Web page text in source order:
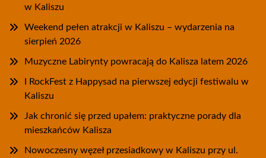
w Kaliszu
Weekend pełen atrakcji w Kaliszu – wydarzenia na
sierpień 2026
Muzyczne Labirynty powracają do Kalisza latem 2026
I RockFest z Happysad na pierwszej edycji festiwalu w
Kaliszu
Jak chronić się przed upałem: praktyczne porady dla
mieszkańców Kalisza
Nowoczesny węzeł przesiadkowy w Kaliszu przy ul.